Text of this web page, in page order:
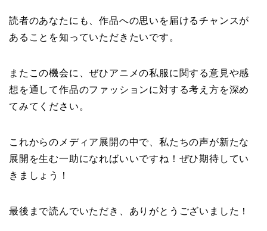
読者のあなたにも、作品への思いを届けるチャンスが
あることを知っていただきたいです。
またこの機会に、ぜひアニメの私服に関する意見や感
想を通して作品のファッションに対する考え方を深め
てみてください。
これからのメディア展開の中で、私たちの声が新たな
展開を生む一助になればいいですね！ぜひ期待してい
きましょう！
最後まで読んでいただき、ありがとうございました！